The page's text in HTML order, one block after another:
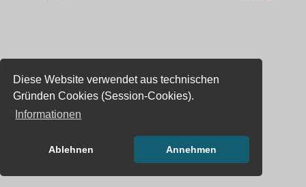
Diese Website verwendet aus technischen
Gründen Cookies (Session-Cookies).
Informationen
Ablehnen Annehmen